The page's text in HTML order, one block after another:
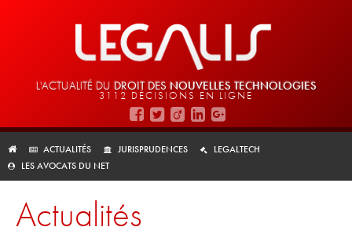
L'ACTUALITÉ DU DROIT DES NOUVELLES TECHNOLOGIES
3112 DÉCISIONS EN LIGNE
ACTUALITÉS JURISPRUDENCES
LEGALTECH
LES AVOCATS DU NET
Actualités